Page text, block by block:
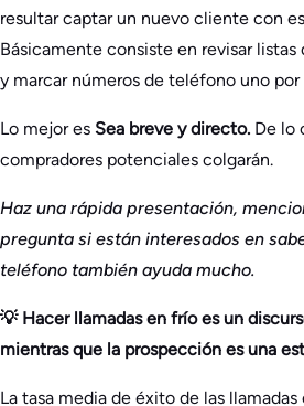
resultar captar un nuevo cliente con
Básicamente consiste en revisar
y marcar números de teléfono uno por
Lo mejor es Sea breve y directo. De lo
compradores potenciales colgarán.
Haz una rápida presentación,
pregunta si están interesados en
teléfono también ayuda mucho.
💡 Hacer llamadas en frío es un
mientras que la prospección es una
La tasa media de éxito de las llamadas